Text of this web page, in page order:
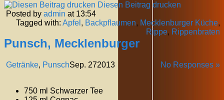
Diesen Beitrag drucken
Posted by admin at 13:54
Tagged with: Apfel , Backpflaumen, Mecklenburger Küche,
Rippe, Rippenbraten
Punsch, Mecklenburger
Getränke, Punsch No Responses »
Sep. 272013
750 ml Schwarzer Tee